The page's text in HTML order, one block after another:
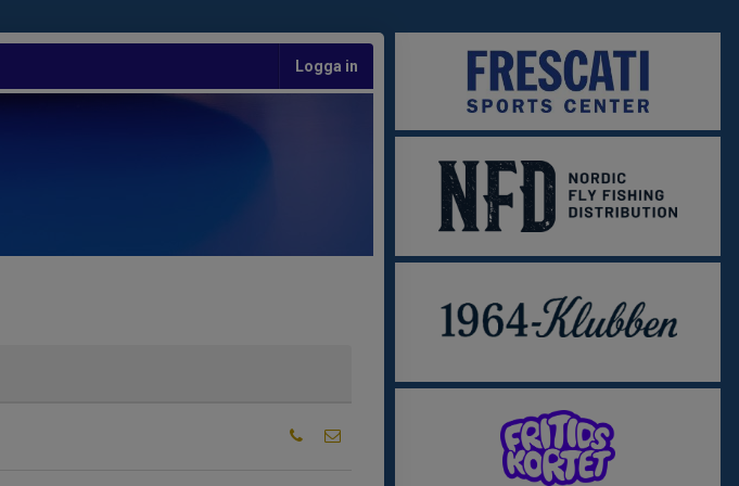
Logga in